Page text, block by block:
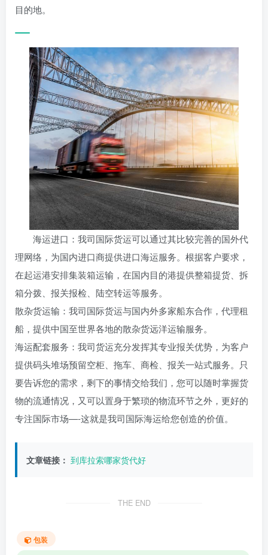
目的地。
海运进口：我司国际货运可以通过其比较完善的国外代
理网络，为国内进口商提供进口海运服务。根据客户要求，
在起运港安排集装箱运输，在国内目的港提供整箱提货、拆
箱分拨、报关报检、陆空转运等服务。
散杂货运输：我司国际货运与国内外多家船东合作，代理租
船，提供中国至世界各地的散杂货远洋运输服务。
海运配套服务：我司货运充分发挥其专业报关优势，为客户
提供码头堆场预留空柜、拖车、商检、报关一站式服务。只
要告诉您的需求，剩下的事情交给我们，您可以随时掌握货
物的流通情况，又可以置身于繁琐的物流环节之外，更好的
专注国际市场—-这就是我司国际海运给您创造的价值。
文章链接： 到库拉索哪家货代好
THE END
包装